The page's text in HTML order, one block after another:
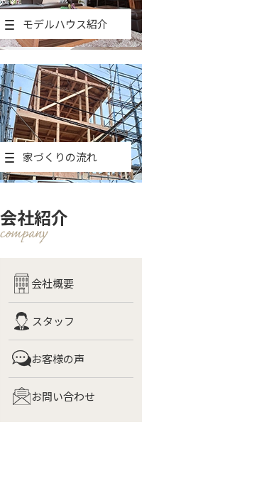
モデルハウス紹介
家づくりの流れ
会社紹介
会社概要
スタッフ
お客様の声
お問い合わせ